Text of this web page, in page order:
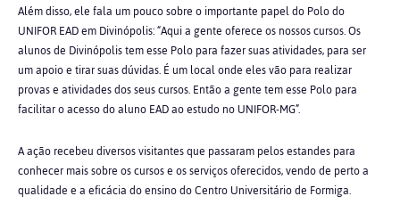
Além disso, ele fala um pouco sobre o importante papel do Polo do
UNIFOR EAD em Divinópolis: “Aqui a gente oferece os nossos cursos. Os
alunos de Divinópolis tem esse Polo para fazer suas atividades, para ser
um apoio e tirar suas dúvidas. É um local onde eles vão para realizar
provas e atividades dos seus cursos. Então a gente tem esse Polo para
facilitar o acesso do aluno EAD ao estudo no UNIFOR-MG”.
A ação recebeu diversos visitantes que passaram pelos estandes para
conhecer mais sobre os cursos e os serviços oferecidos, vendo de perto a
qualidade e a eficácia do ensino do Centro Universitário de Formiga.